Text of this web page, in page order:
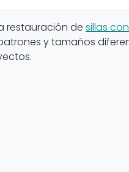
restauración de sillas
y tamaños